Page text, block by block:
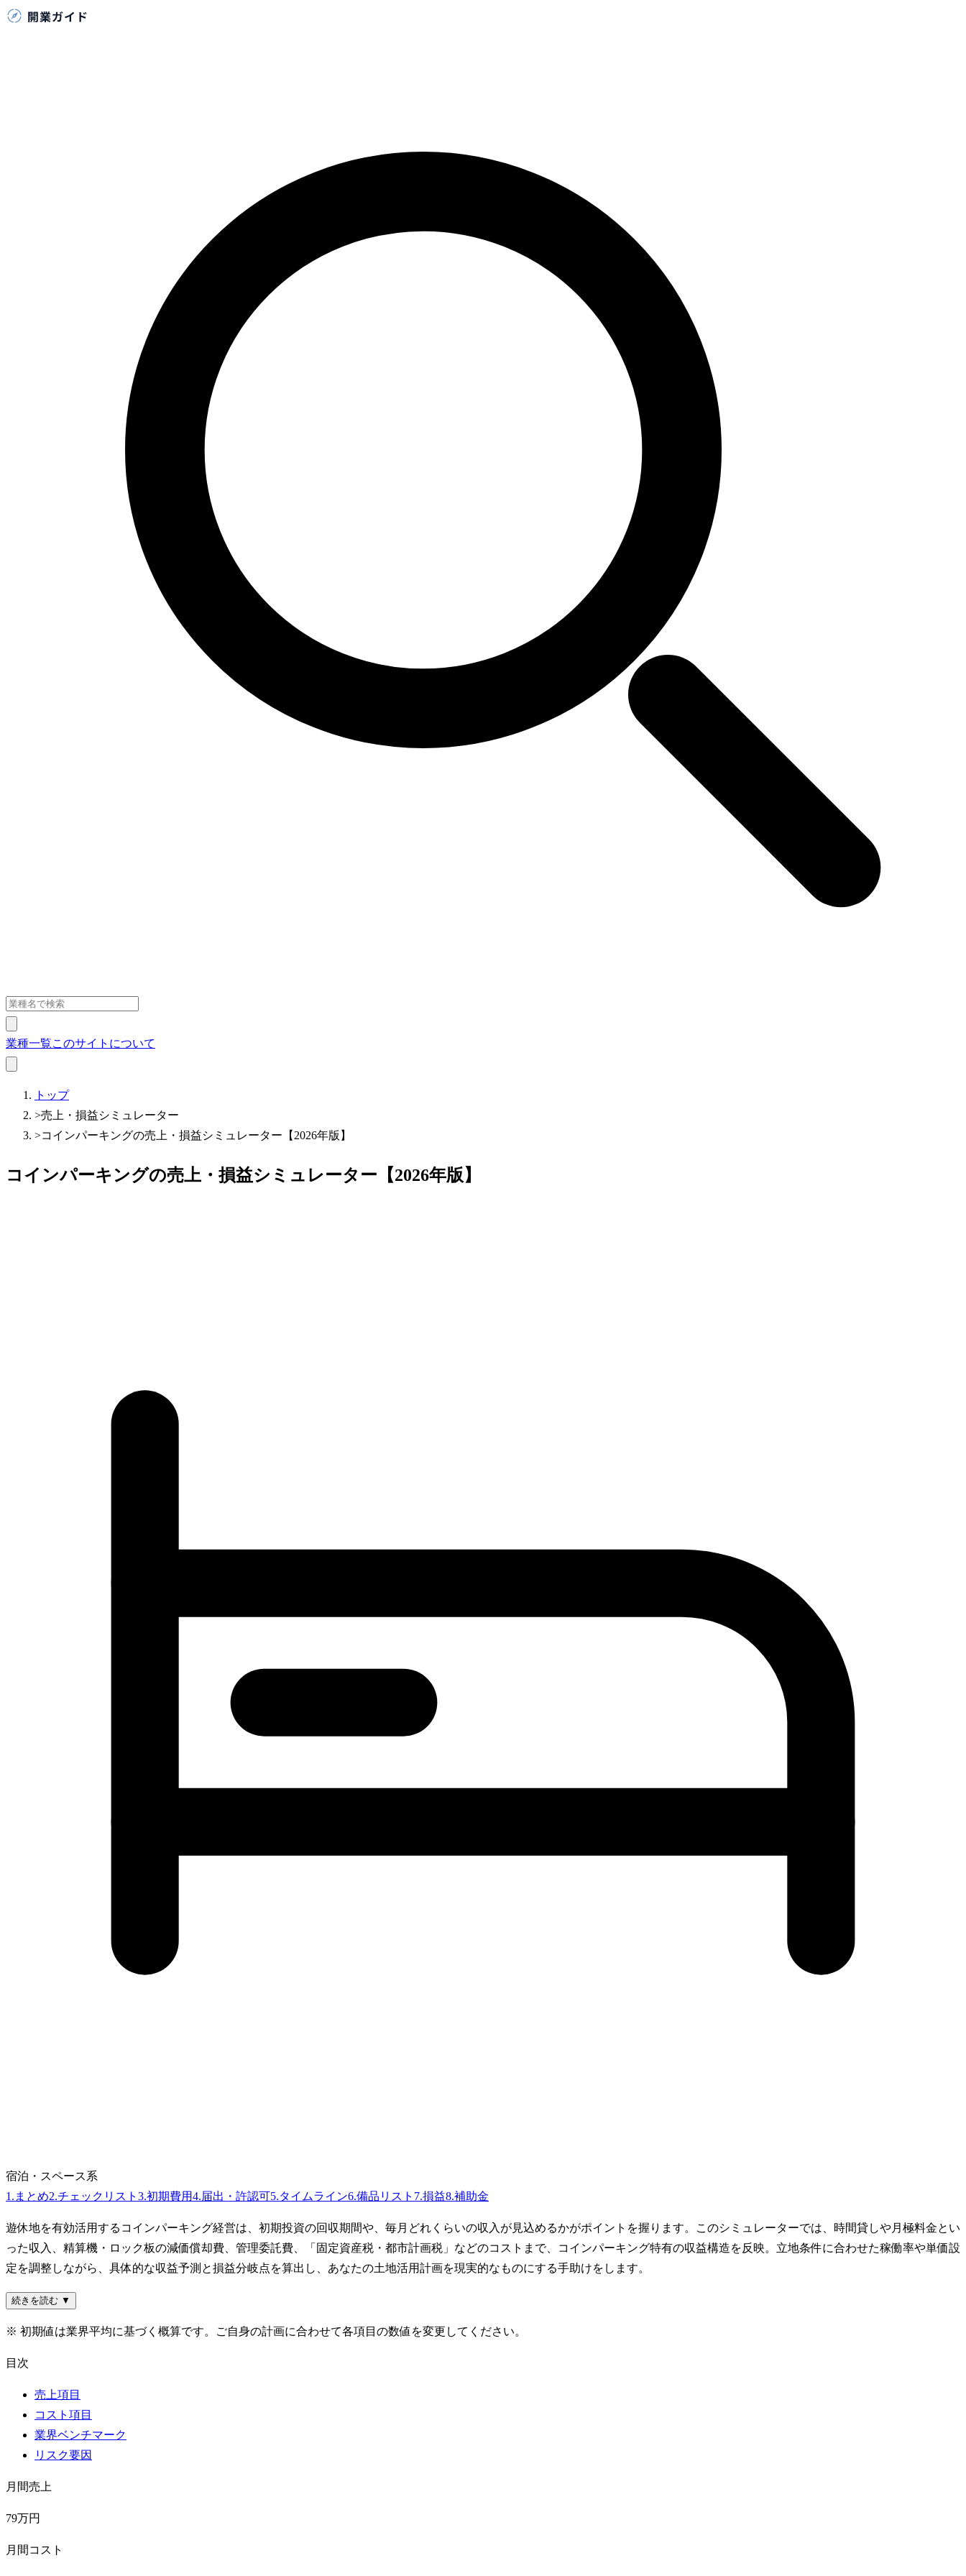
業種一覧このサイトについて
トップ
>売上・損益シミュレーター
>コインパーキングの売上・損益シミュレーター【2026年版】
コインパーキングの売上・損益シミュレーター【2026年版】
宿泊・スペース系
1 . まとめ2.チェックリスト 3.初期費用4.届出・許認可5.タイムライン6.備品リスト 7.損益8.補助金
遊休地を有効活用するコインパーキング経営は、初期投資の回収期間や、毎月どれくらいの収入が見込めるかがポイントを握ります。このシミュレーターでは、時間貸しや月極料金とい
った収入、精算機・ロック板の減価償却費、管理委託費、「固定資産税・都市計画税」などのコストまで、コインパーキング特有の収益構造を反映。立地条件に合わせた稼働率や単価設
定を調整しながら、具体的な収益予測と損益分岐点を算出し、あなたの土地活用計画を現実的なものにする手助けをします。
続きを読む ▼
※ 初期値は業界平均に基づく概算です。ご自身の計画に合わせて各項目の数値を変更してください。
目次
売上項目
コスト項目
業界ベンチマーク
リスク要因
月間売上
79万円
月間コスト